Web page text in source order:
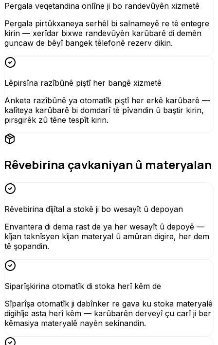
Pergala veqetandina onlîne ji bo randevûyên xizmetê
Pergala pirtûkxaneya serhêl bi salnameyê re tê entegre
kirin — xerîdar bixwe randevûyên karûbarê di demên
guncaw de bêyî bangek têlefonê rezerv dikin.
Lêpirsîna razîbûnê piştî her bangê xizmetê
Anketa razîbûnê ya otomatîk piştî her erkê karûbarê —
kalîteya karûbarê bi domdarî tê pîvandin û baştir kirin,
pirsgirêk zû têne tespît kirin.
Rêvebirina çavkaniyan û materyalan
Rêvebirina dîjîtal a stokê ji bo wesayît û depoyan
Envantera di dema rast de ya her wesayît û depoyê —
kîjan teknîsyen kîjan materyal û amûran digire, her dem
tê şopandin.
Siparîşkirina otomatîk di stoka herî kêm de
Sîparîşa otomatîk ji dabînker re gava ku stoka materyalê
digihîje asta herî kêm — karûbarên derveyî çu carî ji ber
kêmasiya materyalê nayên sekinandin.